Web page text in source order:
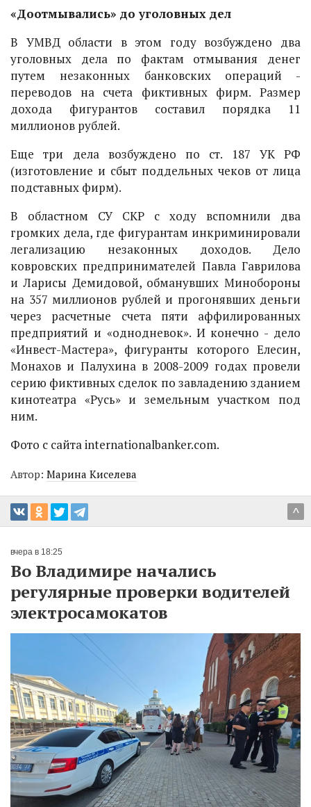
«Доотмывались» до уголовных дел
В УМВД области в этом году возбуждено два
уголовных дела по фактам отмывания денег
путем незаконных банковских операций -
переводов на счета фиктивных фирм. Размер
дохода фигурантов составил порядка 11
миллионов рублей.
Еще три дела возбуждено по ст. 187 УК РФ
(изготовление и сбыт поддельных чеков от лица
подставных фирм).
В областном СУ СКР с ходу вспомнили два
громких дела, где фигурантам инкриминировали
легализацию незаконных доходов. Дело
ковровских предпринимателей Павла Гаврилова
и Ларисы Демидовой, обманувших Минобороны
на 357 миллионов рублей и прогонявших деньги
через расчетные счета пяти аффилированных
предприятий и «однодневок». И конечно - дело
«Инвест-Мастера», фигуранты которого Елесин,
Монахов и Палухина в 2008-2009 годах провели
серию фиктивных сделок по завладению зданием
кинотеатра «Русь» и земельным участком под
ним.
Фото с сайта internationalbanker.com.
Автор: Марина Киселева
^
вчера в 18:25
Во Владимире начались
регулярные проверки водителей
электросамокатов